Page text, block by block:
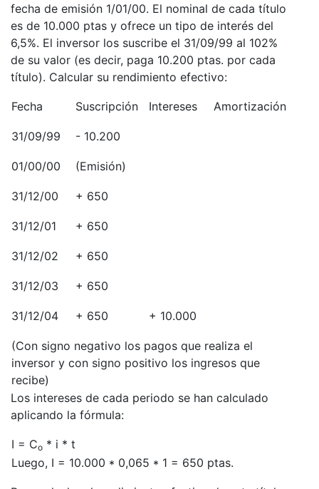
fecha de emisión 1/01/00. El nominal de cada título
es de 10.000 ptas y ofrece un tipo de interés del
6,5%. El inversor los suscribe el 31/09/99 al 102%
de su valor (es decir, paga 10.200 ptas. por cada
título). Calcular su rendimiento efectivo:
Fecha Suscripción Intereses Amortización
31/09/99 - 10.200
01/00/00 (Emisión)
31/12/00 + 650
31/12/01 + 650
31/12/02 + 650
31/12/03 + 650
31/12/04 + 650 + 10.000
(Con signo negativo los pagos que realiza el
inversor y con signo positivo los ingresos que
recibe)
Los intereses de cada periodo se han calculado
aplicando la fórmula:
I = Co * i * t
Luego, I = 10.000 * 0,065 * 1 = 650 ptas.